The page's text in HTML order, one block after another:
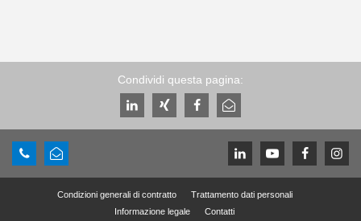
Condividi questa pagina:
Condizioni generali di contratto
Trattamento dati personali
Informazione legale
Contatti